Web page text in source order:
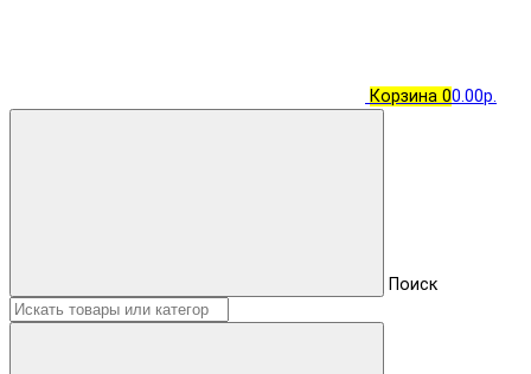
Корзина 00.00р.
Поиск